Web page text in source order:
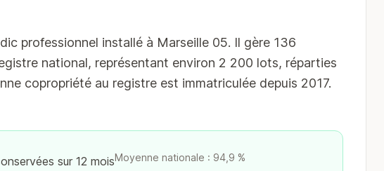
professionnel installé à Marseille 05. Il gère 136
national, représentant environ 2 200 lots, réparties
copropriété au registre est immatriculée depuis 2017.
sur 12 moisMoyenne nationale : 94,9 %